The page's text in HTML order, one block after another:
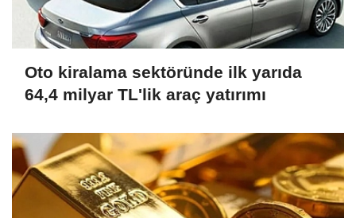
Oto kiralama sektöründe ilk yarıda
64,4 milyar TL'lik araç yatırımı